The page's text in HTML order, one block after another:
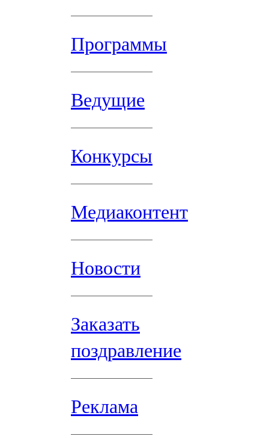
Программы
Ведущие
Конкурсы
Медиаконтент
Новости
Заказать
поздравление
Реклама